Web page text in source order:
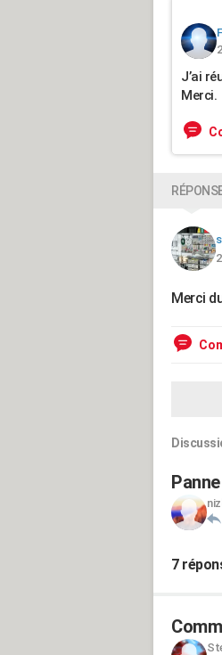
J’ai
Merci.
Merci
7